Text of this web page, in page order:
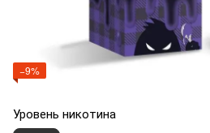
−9%
Уровень никотина